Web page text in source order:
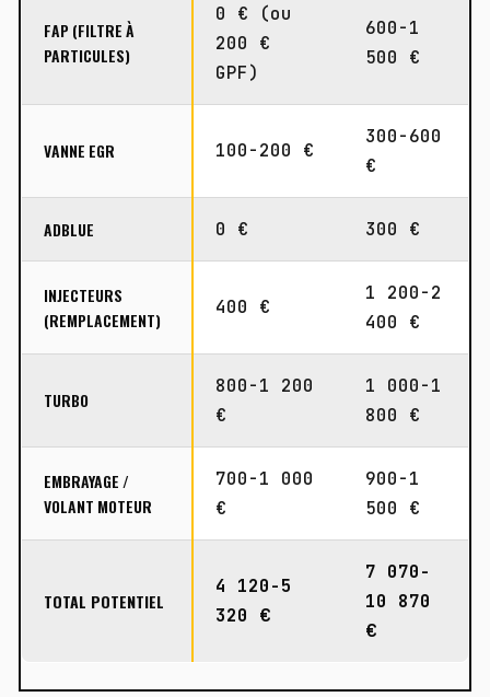
FAP (FILTRE À
PARTICULES)
0 € (ou
200 €
GPF)
600-1
500 €
VANNE EGR 100-200 €
300-600
€
ADBLUE 0 € 300 €
INJECTEURS
(REMPLACEMENT)
400 €
1 200-2
400 €
TURBO
800-1 200
€
1 000-1
800 €
EMBRAYAGE /
VOLANT MOTEUR
700-1 000
€
900-1
500 €
TOTAL POTENTIEL
4 120-5
320 €
7 070-
10 870
€